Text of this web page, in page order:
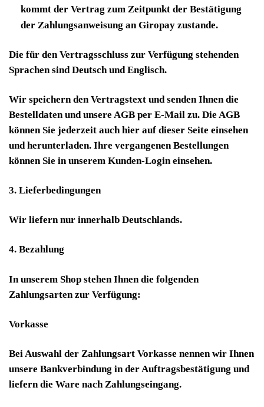
kommt der Vertrag zum Zeitpunkt der Bestätigung
der Zahlungsanweisung an Giropay zustande.
Die für den Vertragsschluss zur Verfügung stehenden
Sprachen sind Deutsch und Englisch.
Wir speichern den Vertragstext und senden Ihnen die
Bestelldaten und unsere AGB per E-Mail zu. Die AGB
können Sie jederzeit auch hier auf dieser Seite einsehen
und herunterladen. Ihre vergangenen Bestellungen
können Sie in unserem Kunden-Login einsehen.
3. Lieferbedingungen
Wir liefern nur innerhalb Deutschlands.
4. Bezahlung
In unserem Shop stehen Ihnen die folgenden
Zahlungsarten zur Verfügung:
Vorkasse
Bei Auswahl der Zahlungsart Vorkasse nennen wir Ihnen
unsere Bankverbindung in der Auftragsbestätigung und
liefern die Ware nach Zahlungseingang.